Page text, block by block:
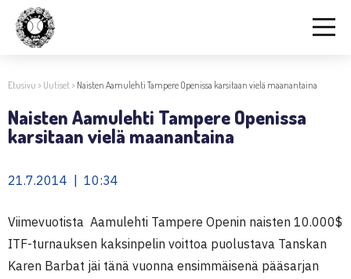
Etusivu > Uutiset> Naisten Aamulehti Tampere Openissa karsitaan vielä maanantaina
Naisten Aamulehti Tampere Openissa
karsitaan vielä maanantaina
21.7.2014 | 10:34
Viimevuotista Aamulehti Tampere Openin naisten 10.000$
ITF-turnauksen kaksinpelin voittoa puolustava Tanskan
Karen Barbat jäi tänä vuonna ensimmäisenä pääsarjan